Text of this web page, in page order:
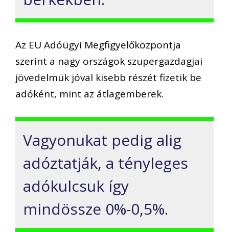
Az EU Adóügyi Megfigyelőközpontja
szerint a nagy országok szupergazdagjai
jövedelmük jóval kisebb részét fizetik be
adóként, mint az átlagemberek.
Vagyonukat pedig alig
adóztatják, a tényleges
adókulcsuk így
mindössze 0%-0,5%.